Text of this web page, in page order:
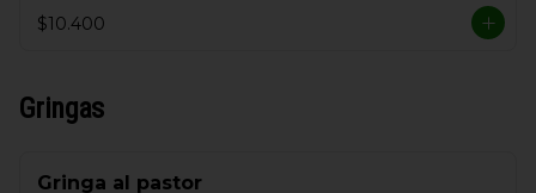
$10.400
Gringas
Gringa al pastor